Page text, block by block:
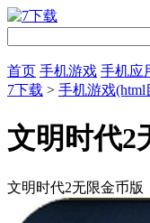
首页 手机游戏 手机应
7下载 > 手机游戏(html
文明时代2
文明时代2无限金币版